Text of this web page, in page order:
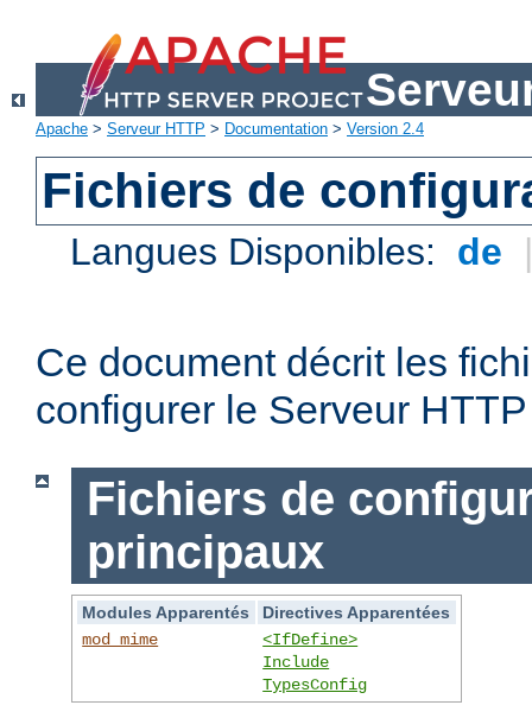
Apache > Serveur HTTP > Documentation > Version 2.4
Fichiers de
Langues Disponibles: de
Ce document décrit les
configurer le Serveur
Fichiers de
principaux
Modules Apparentés
Directives Apparentées
mod_mime
<IfDefine>
Include
TypesConfig